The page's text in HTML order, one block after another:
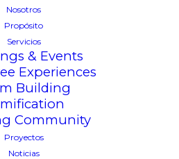
Nosotros
Propósito
Servicios
& Events
Experiences
Building
Community
Proyectos
Noticias